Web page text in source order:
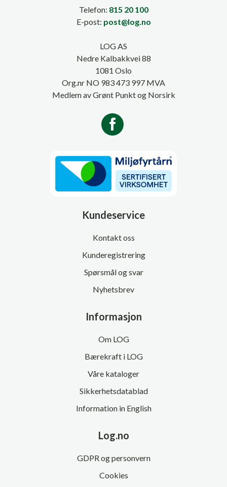
Telefon: 815 20 100
E-post: post@log.no
LOG AS
Nedre Kalbakkvei 88
1081 Oslo
Org.nr NO 983 473 997 MVA
Medlem av Grønt Punkt og Norsirk
Kundeservice
Kontakt oss
Kunderegistrering
Spørsmål og svar
Nyhetsbrev
Informasjon
Om LOG
Bærekraft i LOG
Våre kataloger
Sikkerhetsdatablad
Information in English
Log.no
GDPR og personvern
Cookies